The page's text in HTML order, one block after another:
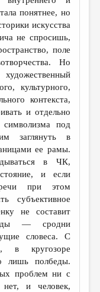
понятнее, но
искусства
не спросишь,
поле
Но
художественный
культурного,
контекста,
и отдельно
символизма под
заглянуть в
ее рамы.
в ЧК,
и если
при этом
субъективное
не составит
— сродни
словеса. С
в кругозоре
лишь полбеды.
проблем ни с
и человек,